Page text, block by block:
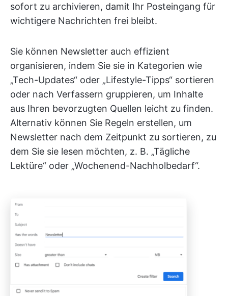
sofort zu archivieren, damit Ihr Posteingang für
wichtigere Nachrichten frei bleibt.
Sie können Newsletter auch effizient
organisieren, indem Sie sie in Kategorien wie
„Tech-Updates“ oder „Lifestyle-Tipps“ sortieren
oder nach Verfassern gruppieren, um Inhalte
aus Ihren bevorzugten Quellen leicht zu finden.
Alternativ können Sie Regeln erstellen, um
Newsletter nach dem Zeitpunkt zu sortieren, zu
dem Sie sie lesen möchten, z. B. „Tägliche
Lektüre“ oder „Wochenend-Nachholbedarf“.